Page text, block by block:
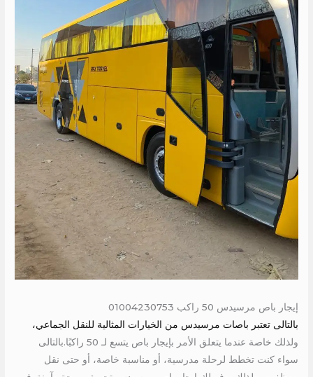
إيجار باص مرسيدس 50 راكب 01004230753
بالتالى تعتبر باصات مرسيدس من الخيارات المثالية للنقل الجماعي،
ولذلك خاصة عندما يتعلق الأمر بإيجار باص يتسع لـ 50 راكبًا.بالتالى
سواء كنت تخطط لرحلة مدرسية، أو مناسبة خاصة، أو حتى نقل